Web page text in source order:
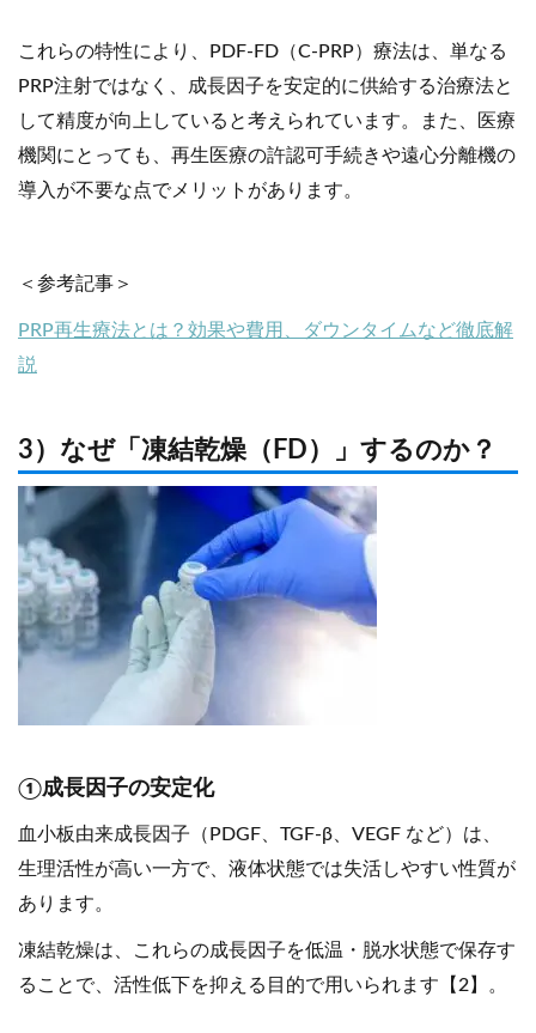
これらの特性により、PDF-FD（C-PRP）療法は、単なる
PRP注射ではなく、成長因子を安定的に供給する治療法と
して精度が向上していると考えられています。また、医療
機関にとっても、再生医療の許認可手続きや遠心分離機の
導入が不要な点でメリットがあります。
＜参考記事＞
PRP再生療法とは？効果や費用、ダウンタイムなど徹底解
説
3）なぜ「凍結乾燥（FD）」するのか？
①成長因子の安定化
血小板由来成長因子（PDGF、TGF-β、VEGF など）は、
生理活性が高い一方で、液体状態では失活しやすい性質が
あります。
凍結乾燥は、これらの成長因子を低温・脱水状態で保存す
ることで、活性低下を抑える目的で用いられます【2】。